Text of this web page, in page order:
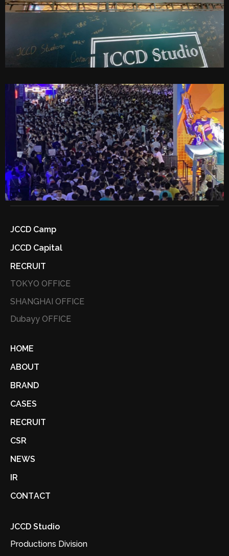
JCCD Camp
JCCD Capital
RECRUIT
TOKYO OFFICE
SHANGHAI OFFICE
Dubayy OFFICE
HOME
ABOUT
BRAND
CASES
RECRUIT
CSR
NEWS
IR
CONTACT
JCCD Studio
Productions Division